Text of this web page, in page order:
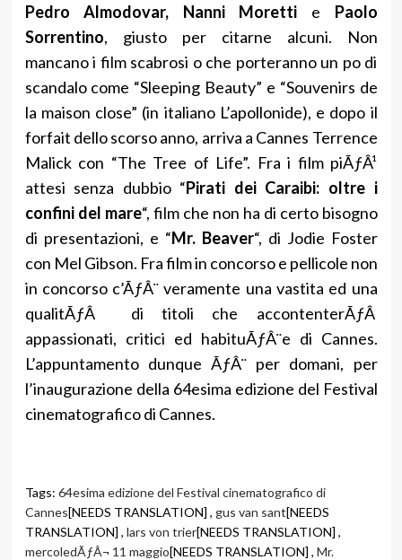
Pedro Almodovar, Nanni Moretti e Paolo
Sorrentino, giusto per citarne alcuni. Non
mancano i film scabrosi o che porteranno un po di
scandalo come “Sleeping Beauty” e “Souvenirs de
la maison close” (in italiano L’apollonide), e dopo il
forfait dello scorso anno, arriva a Cannes Terrence
Malick con “The Tree of Life”. Fra i film piÃƒÂ¹
attesi senza dubbio “Pirati dei Caraibi: oltre i
confini del mare“, film che non ha di certo bisogno
di presentazioni, e “Mr. Beaver“, di Jodie Foster
con Mel Gibson. Fra film in concorso e pellicole non
in concorso c’ÃƒÂ¨ veramente una vastita ed una
qualitÃƒÂ di titoli che accontenterÃƒÂ
appassionati, critici ed habituÃƒÂ¨e di Cannes.
L’appuntamento dunque ÃƒÂ¨ per domani, per
l’inaugurazione della 64esima edizione del Festival
cinematografico di Cannes.
Tags: 64esima edizione del Festival cinematografico di
Cannes[NEEDS TRANSLATION] , gus van sant[NEEDS
TRANSLATION] , lars von trier[NEEDS TRANSLATION] ,
mercoledÃƒÂ¬ 11 maggio[NEEDS TRANSLATION] , Mr.